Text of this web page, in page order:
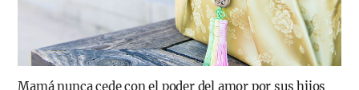
Mamá nunca cede con el poder del amor por sus hijos